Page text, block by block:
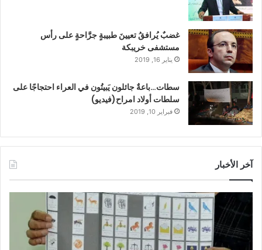
غضبٌ يُرافقُ تعيينَ طبيبةٍ جرَّاحةٍ على رأس
مستشفى خريبكة
يناير 16, 2019
سطات…باعةٌ جائلون يَبيتُون في العراء احتجاجًا على
سلطات أولاد امراح(فيديو)
فبراير 10, 2019
آخر الأخبار